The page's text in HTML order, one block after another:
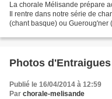
La chorale Mélisande prépare
Il rentre dans notre série de
(chant basque) ou Gueroug'ner
Photos
Publié le 16/04/2014 à 12:59
Par chorale-melisande